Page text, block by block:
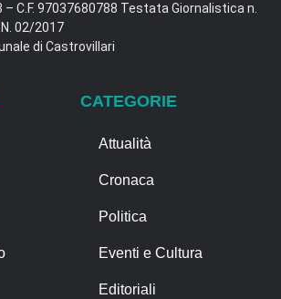
– C.F. 97037680788 Testata Giornalistica n.
02/2017
di Castrovillari
CATEGORIE
Attualità
Cronaca
Politica
Eventi e Cultura
Editoriali